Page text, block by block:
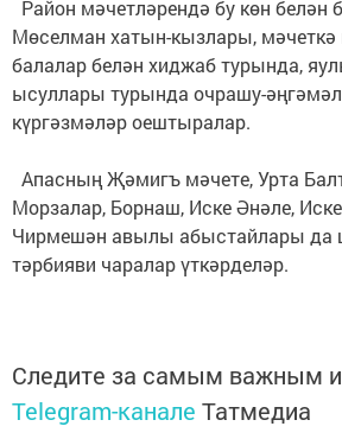
Район мәчетләрендә бу көн белән
Мөселман хатын-кызлары, мәчеткә
балалар белән хиджаб турында,
ысуллары турында очрашу-
күргәзмәләр оештыралар.
Апасның Җәмигъ мәчете, Урта
Морзалар, Борнаш, Иске Әнәле,
Чирмешән авылы абыстайлары да
тәрбияви чаралар үткәрделәр.
Следите за самым важным
Telegram-канале Татмедиа